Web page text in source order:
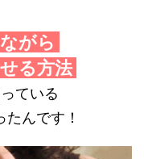
がら
る方法
ている
たんです！